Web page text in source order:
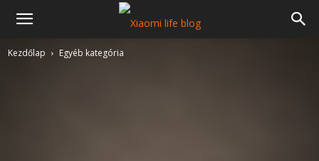
Kezdőlap Egyéb kategória